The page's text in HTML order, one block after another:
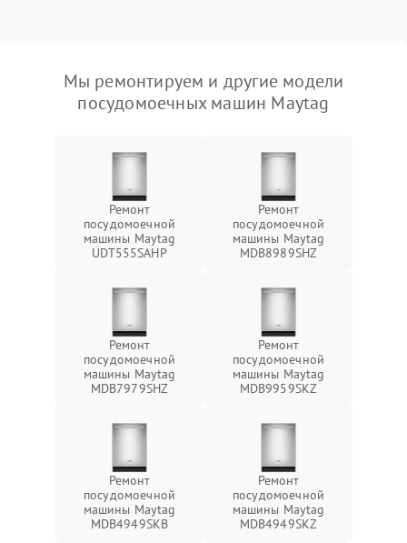
Мы ремонтируем и другие модели
посудомоечных машин Maytag
Ремонт
посудомоечной
машины Maytag
UDT555SAHP
Ремонт
посудомоечной
машины Maytag
MDB8989SHZ
Ремонт
посудомоечной
машины Maytag
MDB7979SHZ
Ремонт
посудомоечной
машины Maytag
MDB9959SKZ
Ремонт
посудомоечной
машины Maytag
MDB4949SKB
Ремонт
посудомоечной
машины Maytag
MDB4949SKZ